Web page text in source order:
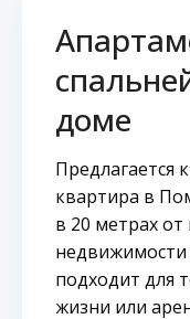
доме
Предлагается
квартира в
в 20 метрах
недвижимости
подходит для
жизни или